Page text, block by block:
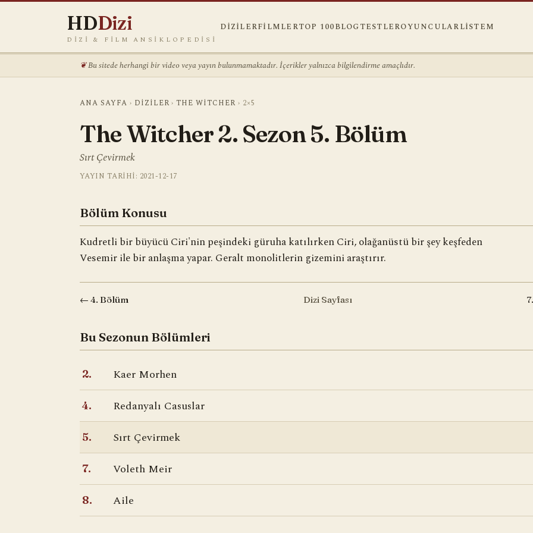
HDDizi
DIZI & FILM ANSIKLOPEDISI
DIZILERFILMLERTOP 100BLOGTESTLEROYUNCULARLISTEM
Bu sitede herhangi bir video veya yayın bulunmamaktadır. İçerikler yalnızca bilgilendirme amaçlıdır.
ANA SAYFA › DIZILER › THE WITCHER › 2×5
The Witcher 2. Sezon 5. Bölüm
Sırt Çevirmek
YAYIN TARIHI: 2021-12-17
Bölüm Konusu
Kudretli bir büyücü Ciri'nin peşindeki güruha katılırken Ciri, olağanüstü bir şey keşfeden
Vesemir ile bir anlaşma yapar. Geralt monolitlerin gizemini araştırır.
← 4. Bölüm Dizi Sayfası
Bu Sezonun Bölümleri
2. Kaer Morhen
4. Redanyalı Casuslar
5. Sırt Çevirmek
7. Voleth Meir
8. Aile